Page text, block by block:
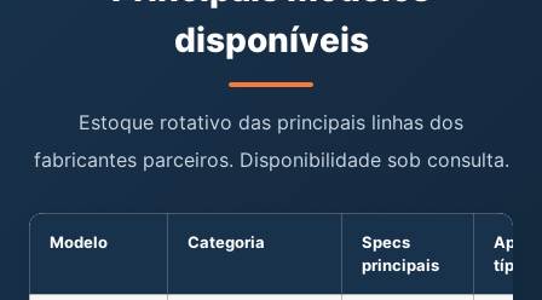
disponíveis
Estoque rotativo das principais linhas dos
fabricantes parceiros. Disponibilidade sob consulta.
Modelo Categoria
Specs
principais
típica